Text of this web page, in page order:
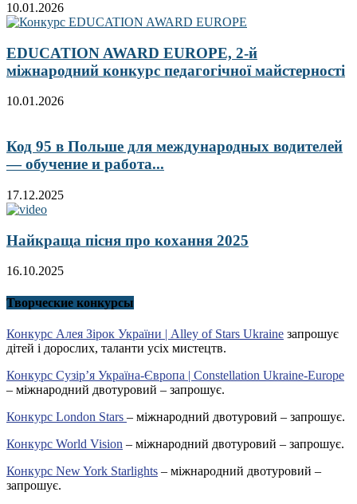
10.01.2026
EDUCATION AWARD EUROPE, 2-й
міжнародний конкурс педагогічної майстерності
10.01.2026
Код 95 в Польше для международных водителей
— обучение и работа...
17.12.2025
Найкраща пісня про кохання 2025
16.10.2025
Творческие конкурсы
Конкурс Алея Зірок України | Alley of Stars Ukraine запрошує
дітей і дорослих, таланти усіх мистецтв.
Конкурс Сузір’я Україна-Європа | Constellation Ukraine-Europe
– міжнародний двотуровий – запрошує.
Конкурс London Stars – міжнародний двотуровий – запрошує.
Конкурс World Vision – міжнародний двотуровий – запрошує.
Конкурс New York Starlights – міжнародний двотуровий –
запрошує.